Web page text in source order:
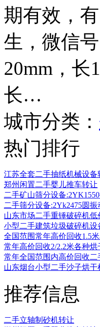
期有效，
生，微信
20mm，长
长…
城市分类：
热门排行
江苏全套二手抽纸机械设备
郑州闲置二手婴儿推车转让
二手矿山筛分设备
二手筛分设备:2Yk2475圆振
山东市场二手重锤破碎机低
小型二手建筑垃圾破碎机设
全国范围常年高价回收1.5
常年高价回收2/2.2米各种烘
常年全国范围内高价回收二
山东烟台小型二手沙子烘干
推荐信息
二手立轴制砂机转让